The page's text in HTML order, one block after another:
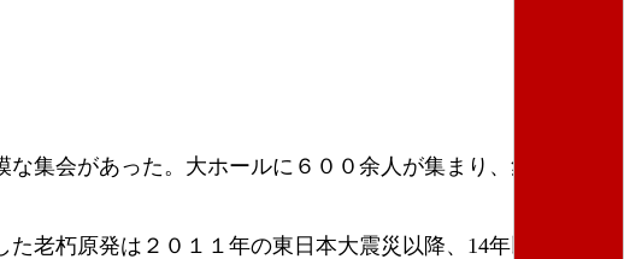
集会があった。大ホールに６００余人が集まり、集会後は
老朽原発は２０１１年の東日本大震災以降、14年以上も停